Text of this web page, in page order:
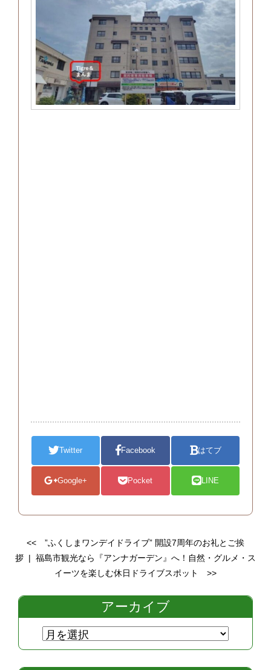
アーカイブ
Twitter Facebook はてブ
Google+ Pocket LINE
<< ”ふくしまワンデイドライブ” 開設7周年のお礼とご挨
拶 | 福島市観光なら『アンナガーデン』へ！自然・グルメ・ス
イーツを楽しむ休日ドライブスポット
>>